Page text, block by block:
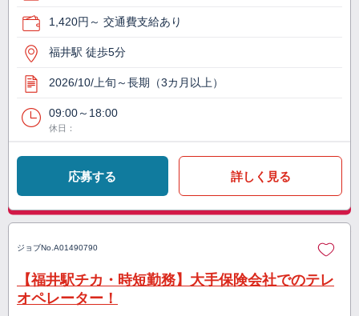
1,420円～ 交通費支給あり
福井駅 徒歩5分
2026/10/上旬～長期（3カ月以上）
09:00～18:00
休日：
応募する 詳しく見る
ジョブNo. A01490790
【福井駅チカ・時短勤務】大手保険会社でのテレ
オペレーター！